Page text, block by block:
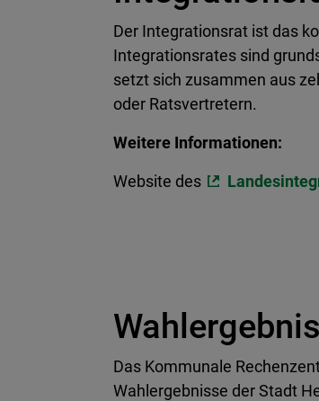
Der Integrationsrat ist das
Integrationsrates sind
setzt sich zusammen aus
oder Ratsvertretern.
Weitere Informationen:
Website des
Das Kommunale
Wahlergebnisse der Stadt